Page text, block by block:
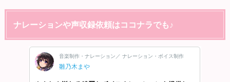
ナレーションや声収録依頼はココナラでも♪